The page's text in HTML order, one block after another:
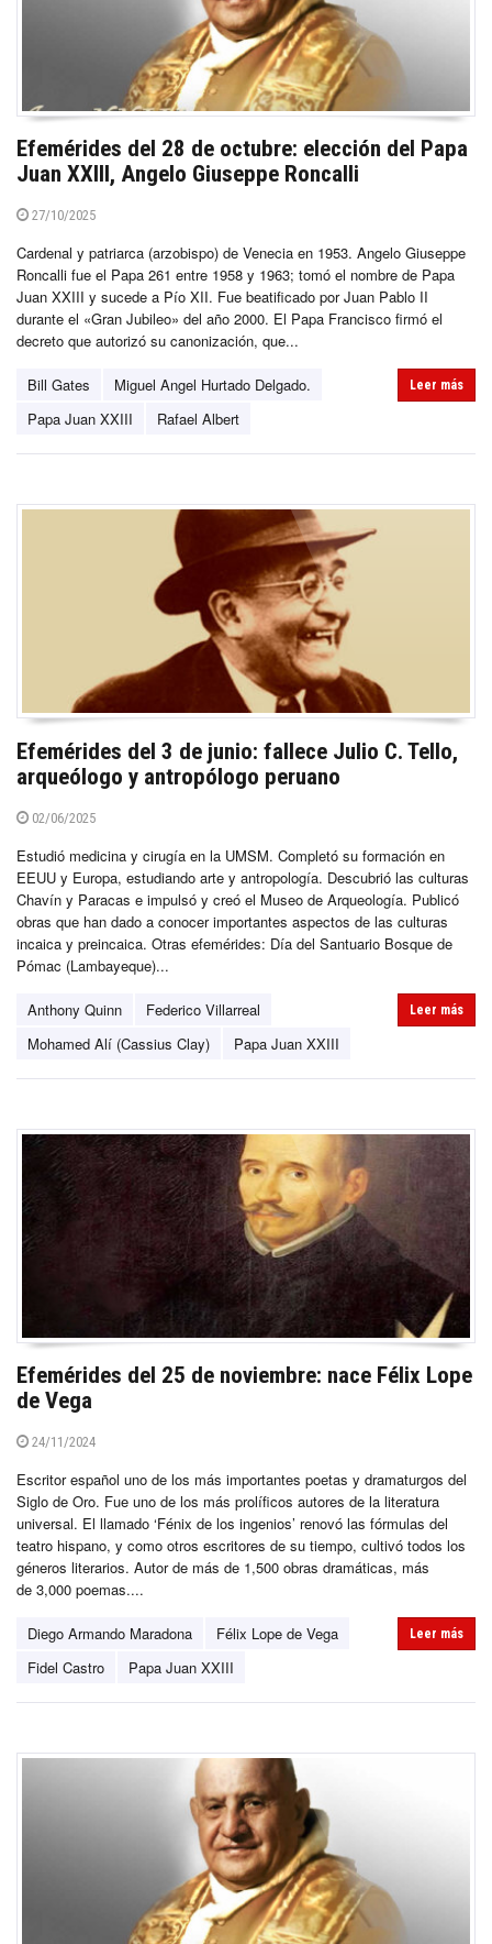
Efemérides del 28 de octubre: elección del Papa
Juan XXIII, Angelo Giuseppe Roncalli
27/10/2025
Cardenal y patriarca (arzobispo) de Venecia en 1953. Angelo Giuseppe
Roncalli fue el Papa 261 entre 1958 y 1963; tomó el nombre de Papa
Juan XXIII y sucede a Pío XII. Fue beatificado por Juan Pablo II
durante el «Gran Jubileo» del año 2000. El Papa Francisco firmó el
decreto que autorizó su canonización, que...
Bill Gates
Miguel Angel Hurtado Delgado.
Papa Juan XXIII
Rafael Albert
Leer más
Efemérides del 3 de junio: fallece Julio C. Tello,
arqueólogo y antropólogo peruano
02/06/2025
Estudió medicina y cirugía en la UMSM. Completó su formación en
EEUU y Europa, estudiando arte y antropología. Descubrió las culturas
Chavín y Paracas e impulsó y creó el Museo de Arqueología. Publicó
obras que han dado a conocer importantes aspectos de las culturas
incaica y preincaica. Otras efemérides: Día del Santuario Bosque de
Pómac (Lambayeque)...
Anthony Quinn
Federico Villarreal
Mohamed Alí (Cassius Clay)
Papa Juan XXIII
Leer más
Efemérides del 25 de noviembre: nace Félix Lope
de Vega
24/11/2024
Escritor español uno de los más importantes poetas y dramaturgos del
Siglo de Oro. Fue uno de los más prolíficos autores de la literatura
universal. El llamado ‘Fénix de los ingenios’ renovó las fórmulas del
teatro hispano, y como otros escritores de su tiempo, cultivó todos los
géneros literarios. Autor de más de 1,500 obras dramáticas, más
de 3,000 poemas....
Diego Armando Maradona
Félix Lope de Vega
Fidel Castro
Papa Juan XXIII
Leer más